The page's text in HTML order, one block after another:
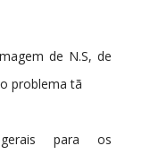
de N.S, de
problema tã
para os